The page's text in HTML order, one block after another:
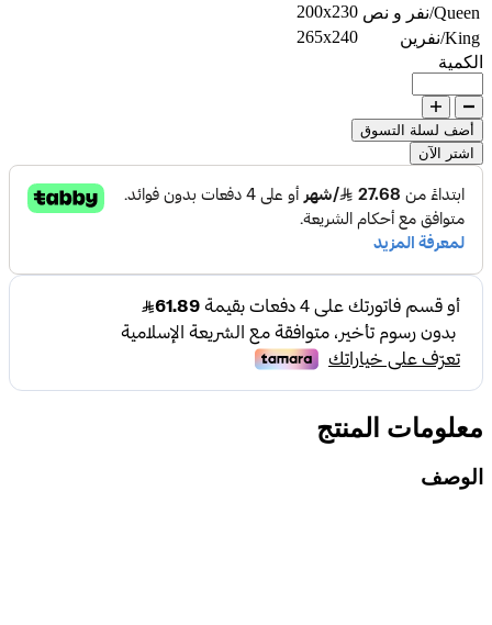
Queen/نفر و نص
200x230
King/نفرين
265x240
الكمية
أضف لسلة التسوق
اشتر الآن
معلومات المنتج
الوصف